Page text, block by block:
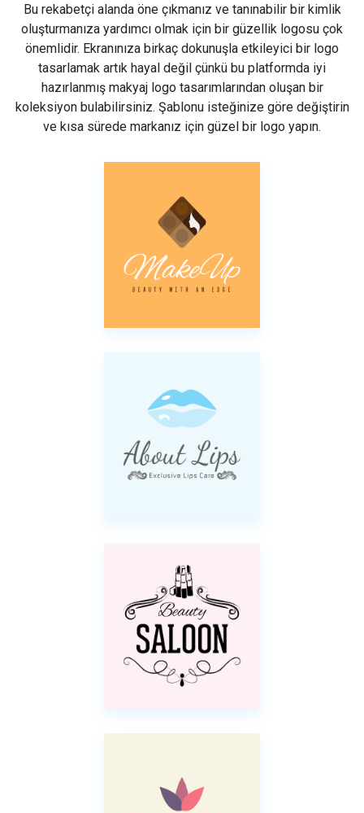
Bu rekabetçi alanda öne çıkmanız ve tanınabilir bir kimlik
oluşturmanıza yardımcı olmak için bir güzellik logosu çok
önemlidir. Ekranınıza birkaç dokunuşla etkileyici bir logo
tasarlamak artık hayal değil çünkü bu platformda iyi
hazırlanmış makyaj logo tasarımlarından oluşan bir
koleksiyon bulabilirsiniz. Şablonu isteğinize göre değiştirin
ve kısa sürede markanız için güzel bir logo yapın.